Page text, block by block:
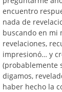
encuentro
nada de
buscando en mi
revelaciones,
impresionó… y
(probablemente
digamos,
haber hecho la